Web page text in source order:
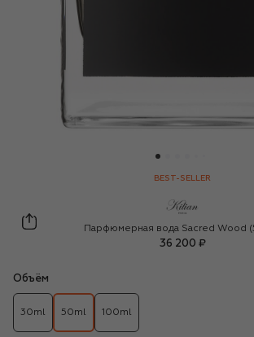
BEST-SELLER
Kilian Paris
Парфюмерная вода Sacred Wood
36 200 ₽
Объём
30ml 50ml 100ml